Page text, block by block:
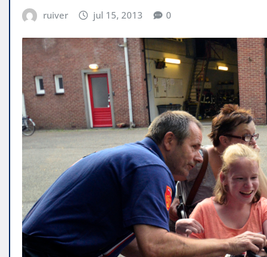
ruiver jul 15, 2013 0